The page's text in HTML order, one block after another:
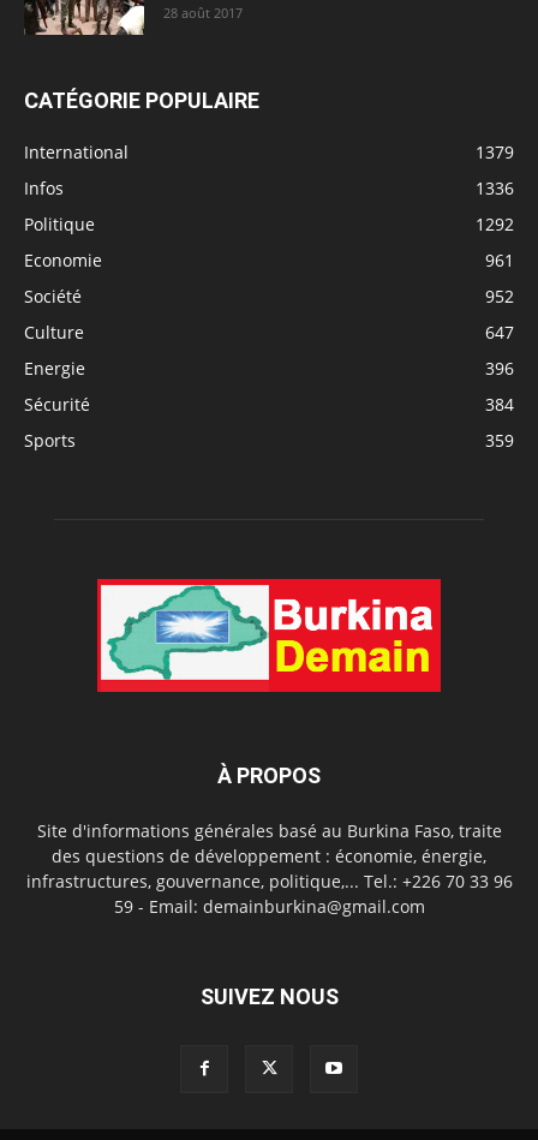
28 août 2017
CATÉGORIE POPULAIRE
International
1379
Infos
1336
Politique
1292
Economie
961
Société
952
Culture
647
Energie
396
Sécurité
384
Sports
359
À PROPOS
Site d'informations générales basé au Burkina Faso, traite
des questions de développement : économie, énergie,
infrastructures, gouvernance, politique,... Tel.: +226 70 33 96
59 - Email: demainburkina@gmail.com
SUIVEZ NOUS